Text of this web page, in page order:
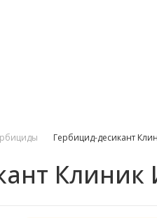
Гербицид-десикант
Клиник